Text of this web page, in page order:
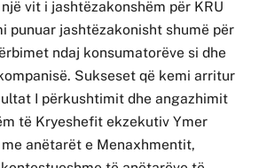
vit i jashtëzakonshëm për KRU
punuar jashtëzakonisht shumë për
ndaj konsumatorëve si dhe
Sukseset që kemi arritur
I përkushtimit dhe angazhimit
të Kryeshefit ekzekutiv Ymer
anëtarët e Menaxhmentit,